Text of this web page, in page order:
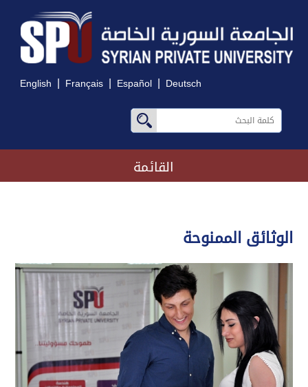
English | Français | Español | Deutsch
القائمة
الوثائق الممنوحة